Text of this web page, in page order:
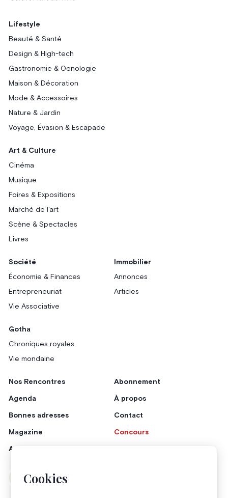
Cookies
Lifestyle
Beauté & Santé
Design & High-tech
Gastronomie & Oenologie
Maison & Décoration
Mode & Accessoires
Nature & Jardin
Voyage, Évasion & Escapade
Art & Culture
Cinéma
Musique
Foires & Expositions
Marché de l'art
Scène & Spectacles
Livres
Société
Économie & Finances
Entrepreneuriat
Vie Associative
Immobilier
Annonces
Articles
Gotha
Chroniques royales
Vie mondaine
Nos Rencontres
Agenda
Bonnes adresses
Magazine
Annonceurs
Abonnement
À propos
Contact
Concours
Instagram